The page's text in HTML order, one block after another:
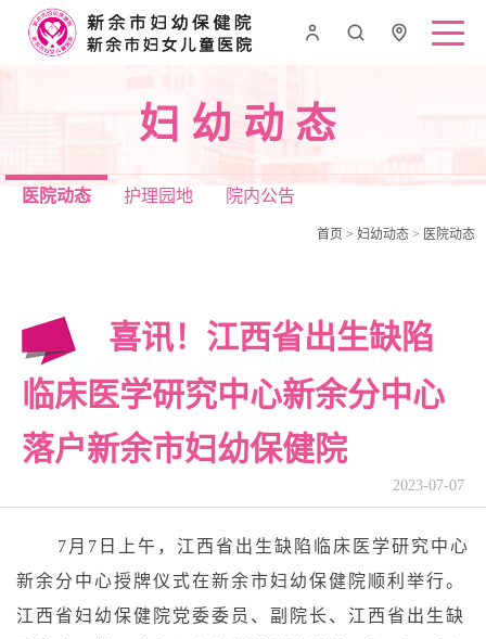
妇幼动态
医院动态 护理园地 院内公告
首页 > 妇幼动态 > 医院动态
喜讯！江西省出生缺陷
临床医学研究中心新余分中心
落户新余市妇幼保健院
2023-07-07
7月7日上午，江西省出生缺陷临床医学研究中心
新余分中心授牌仪式在新余市妇幼保健院顺利举行。
江西省妇幼保健院党委委员、副院长、江西省出生缺